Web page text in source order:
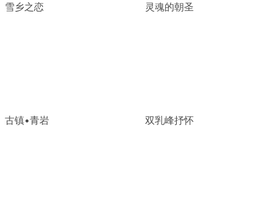
雪乡之恋 灵魂的朝圣
古镇•青岩 双乳峰抒怀